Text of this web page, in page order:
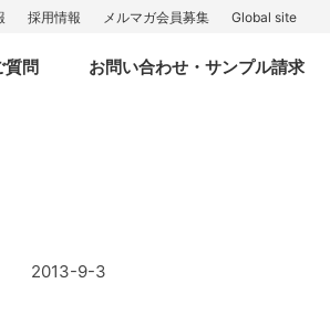
採用情報 メルマガ会員募集 Global site
質問 お問い合わせ・サンプル請求
2013-9-3